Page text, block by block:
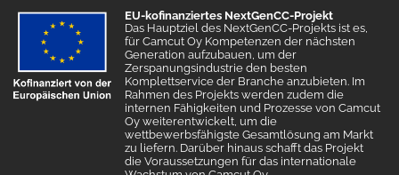
EU-kofinanziertes NextGenCC-Projekt
Das Hauptziel des NextGenCC-Projekts ist es,
für Camcut Oy Kompetenzen der nächsten
Generation aufzubauen, um der
Zerspanungsindustrie den besten
Komplettservice der Branche anzubieten. Im
Rahmen des Projekts werden zudem die
internen Fähigkeiten und Prozesse von Camcut
Oy weiterentwickelt, um die
wettbewerbsfähigste Gesamtlösung am Markt
zu liefern. Darüber hinaus schafft das Projekt
die Voraussetzungen für das internationale